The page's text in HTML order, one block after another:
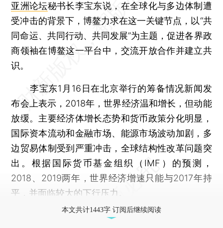
亚洲论坛秘书长李宝东说，在全球化与多边体制遭
受冲击的背景下，博鳌力求在这一关键节点，以“共
同命运、共同行动、共同发展”为主题，促进各界政
商领袖在博鳌这一平台中，交流开放合作并建立共
识。
李宝东1月16日在北京举行的筹备情况新闻发
布会上表示，2018年，世界经济温和增长，但动能
放缓。主要经济体增长态势和货币政策分化明显，
国际资本流动和金融市场、能源市场波动加剧，多
边贸易体制受到严重冲击，全球结构性改革问题突
出。根据国际货币基金组织（IMF）的预测，
2018、2019两年，世界经济增速只能与2017年持
平，并面临较大的下行压力。
本文共计1443字 订阅后继续阅读